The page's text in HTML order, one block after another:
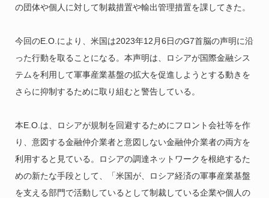
の団体や個人に対して制裁措置や輸出管理措置を課してきた。
今回のE.O.により、米国は2023年12月6日のG7首脳の声明に沿
った行動を取ることになる。本声明は、ロシアが国際金融シス
テムを利用して軍事産業基盤の拡大を促進しようとする動きを
さらに抑制するために取り組むと警告している。
本E.O.は、ロシアが規制を回避するためにフロント会社等を作
り、意図する金融仲介業者と意図しない金融仲介業者の両方を
利用すると見ている。ロシアの調達ネットワークを根絶するた
めの新たな手段として、「米国が、ロシア経済の軍事産業基盤
を支える部門で活動しているとして制裁している企業や個人の